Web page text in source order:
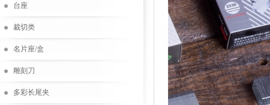
台座
裁切类
名片座/盒
雕刻刀
多彩长尾夹